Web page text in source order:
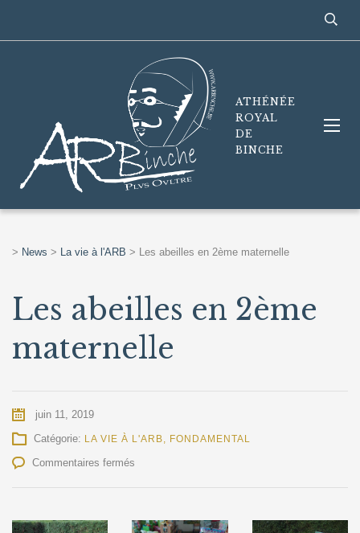
ATHÉNÉE
ROYAL
DE
BINCHE
> News > La vie à l'ARB > Les abeilles en 2ème maternelle
Les abeilles en 2ème
maternelle
juin 11, 2019
Catégorie: LA VIE À L'ARB, FONDAMENTAL
Commentaires fermés
2ème